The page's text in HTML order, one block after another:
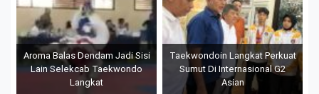
Aroma Balas Dendam Jadi Sisi
Lain Selekcab Taekwondo
Langkat
Taekwondoin Langkat Perkuat
Sumut Di Internasional G2
Asian